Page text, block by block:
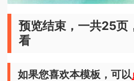
预览结束，一共25页
看
如果您喜欢本模板，可以